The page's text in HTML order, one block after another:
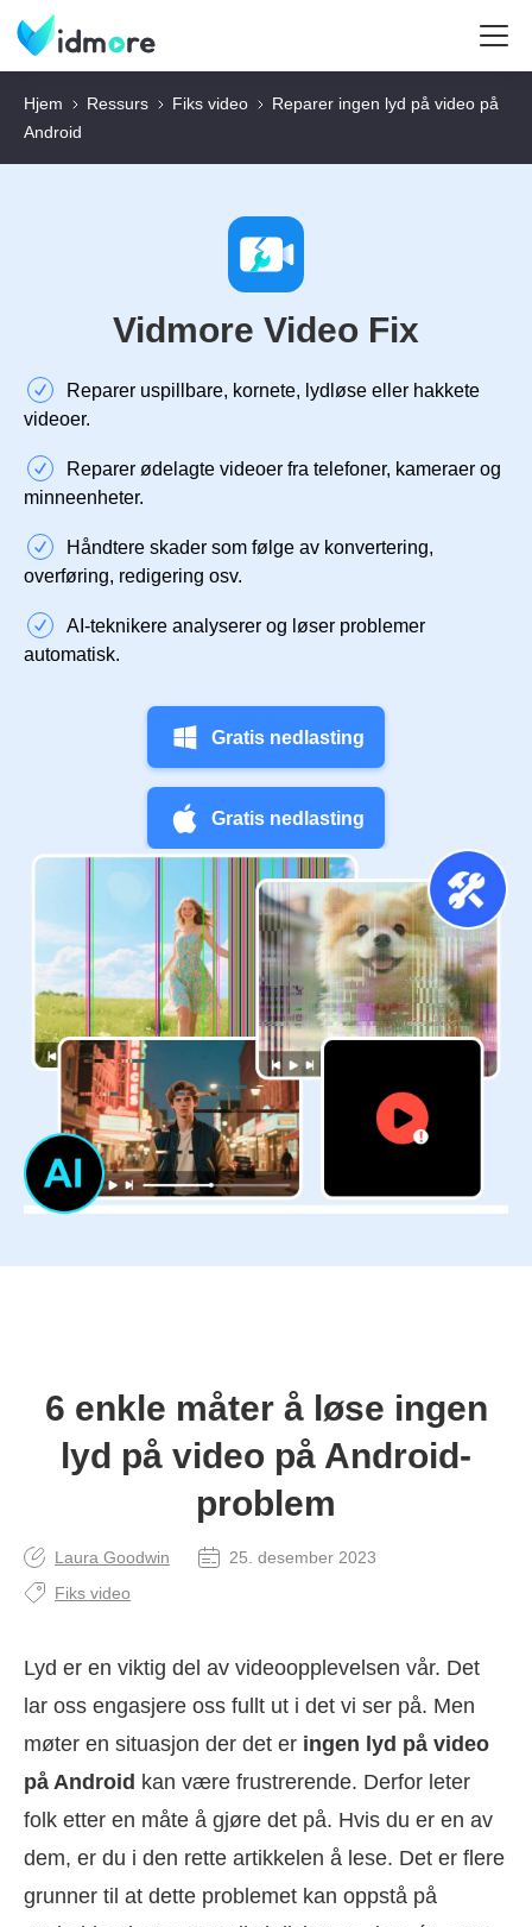
Hjem Ressurs Fiks video
Reparer ingen lyd på video på
Android
Vidmore Video Fix
Reparer uspillbare, kornete, lydløse eller hakkete
videoer.
Reparer ødelagte videoer fra telefoner, kameraer og
minneenheter.
Håndtere skader som følge av konvertering,
overføring, redigering osv.
AI-teknikere analyserer og løser problemer
automatisk.
Gratis nedlasting
Gratis nedlasting
6 enkle måter å løse ingen
lyd på video på Android-
problem
Laura Goodwin
25. desember 2023
Fiks video
Lyd er en viktig del av videoopplevelsen vår. Det
lar oss engasjere oss fullt ut i det vi ser på. Men
møter en situasjon der det er ingen lyd på video
på Android kan være frustrerende. Derfor leter
folk etter en måte å gjøre det på. Hvis du er en av
dem, er du i den rette artikkelen å lese. Det er flere
grunner til at dette problemet kan oppstå på